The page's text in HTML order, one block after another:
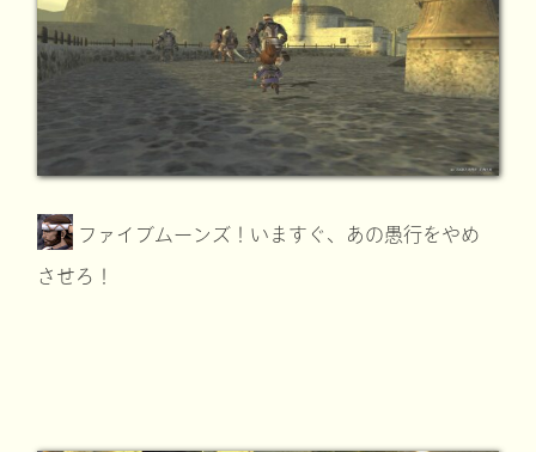
ファイブムーンズ！いますぐ、あの愚行をやめ
させろ！